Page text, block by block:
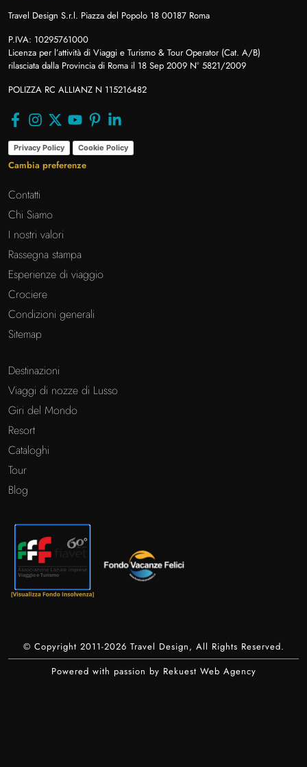
Travel Design S.r.l. Piazza del Popolo 18 00187 Roma
P.IVA: 10295761000
Licenza per l’attività di Viaggi e Turismo & Tour Operator (Cat. A/B)
rilasciata dalla Provincia di Roma il 18 Sep 2009 N° 5821/2009
POLIZZA RC ALLIANZ N 115216482
Privacy Policy Cookie Policy
Cambia preferenze
Contatti
Chi Siamo
I nostri valori
Rassegna stampa
Esperienze di viaggio
Crociere
Condizioni generali
Sitemap
Destinazioni
Viaggi di nozze di Lusso
Giri del Mondo
Resort
Cataloghi
Tour
Blog
© Copyright 2011-2026 Travel Design, All Rights Reserved.
Powered with passion by Rekuest Web Agency